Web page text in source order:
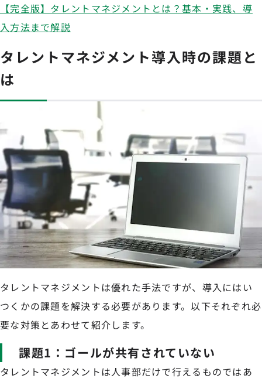
【完全版】タレントマネジメントとは？基本・実践、導
入方法まで解説
タレントマネジメント導入時の課題と
は
タレントマネジメントは優れた手法ですが、導入にはい
つくかの課題を解決する必要があります。以下それぞれ必
要な対策とあわせて紹介します。
課題1：ゴールが共有されていない
タレントマネジメントは人事部だけで行えるものではあ